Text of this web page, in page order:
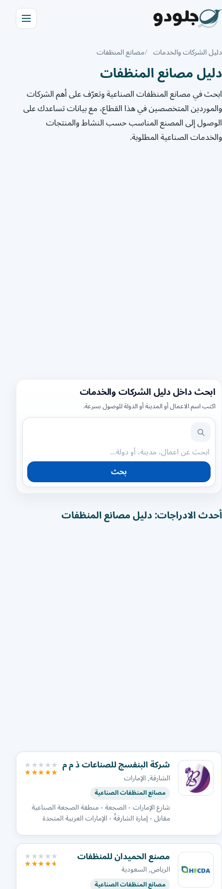
دليل الشركات والخدمات مصانع المنظفات
دليل مصانع المنظفات
ابحث في مصانع المنظفات الصناعية وتعرّف على أهم الشركات
والموردين المتخصصين في هذا القطاع، مع بيانات تساعدك على
الوصول إلى المصنع المناسب حسب النشاط والمنتجات
والخدمات الصناعية المطلوبة.
ابحث داخل دليل الشركات والخدمات
اكتب اسم الاعمال أو المدينة أو الدولة للوصول بسرعة.
بحث
أحدث الادراجات: دليل مصانع المنظفات
شركة البنفسج للصناعات ذ م م
الشارقة, الإمارات
مصانع المنظفات الصناعية
شارع الإمارات - الصجعة - منطقة الصجعة الصناعية
مقابل - إمارة الشارقةّ - الإمارات العربية المتحدة
مصنع الحميدان للمنظفات
الرياض, السعودية
مصانع المنظفات الصناعية